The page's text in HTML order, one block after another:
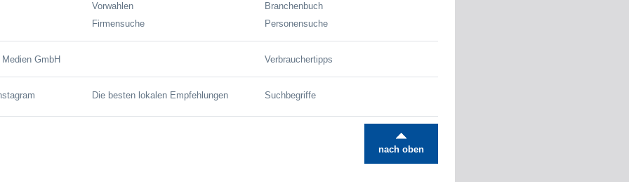
Vorwahlen
Firmensuche
Branchenbuch
Personensuche
GmbH Verbrauchertipps
Die besten lokalen Empfehlungen Suchbegriffe
nach oben